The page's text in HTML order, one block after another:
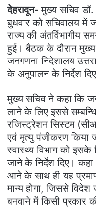
देहरादून-मुख्य सचिव
बुधवार को सचिवालय में
राज्य की अंतर्विभागीय
हुई। बैठक के दौरान मुख्य
जनगणना निदेशालय
के अनुपालन के निर्देश
मुख्य सचिव ने कहा कि
लाने के लिए इससे
रजिस्ट्रेशन सिस्टम
एवं मृत्यु पंजीकरण किया
स्वास्थ्य विभाग को इसके
जाने के निर्देश दिए।
आने के साथ ही यह
मान्य होगा, जिससे विदेश
बनवाने में किसी प्रकार